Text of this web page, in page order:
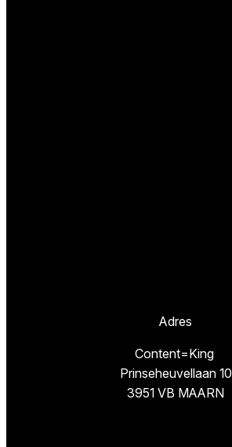
Adres
Content=King
Prinseheuvellaan 10
3951 VB MAARN